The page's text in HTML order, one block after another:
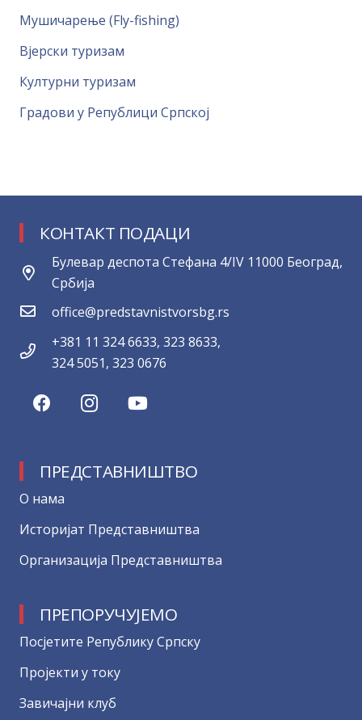
Мушичарење (Fly-fishing)
Вјерски туризам
Културни туризам
Градови у Републици Српској
КОНТАКТ ПОДАЦИ
Булевар деспота Стефана 4/IV 11000 Београд,
Србија
office@predstavnistvorsbg.rs
+381 11 324 6633, 323 8633,
324 5051, 323 0676
ПРЕДСТАВНИШТВО
О нама
Историјат Представништва
Организација Представништва
ПРЕПОРУЧУЈЕМО
Посјетите Републику Српску
Пројекти у току
Завичајни клуб